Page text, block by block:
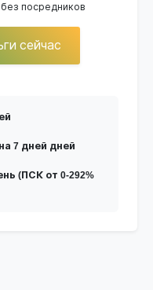
посредников
сейчас
7 дней дней
(ПСК от 0-292%